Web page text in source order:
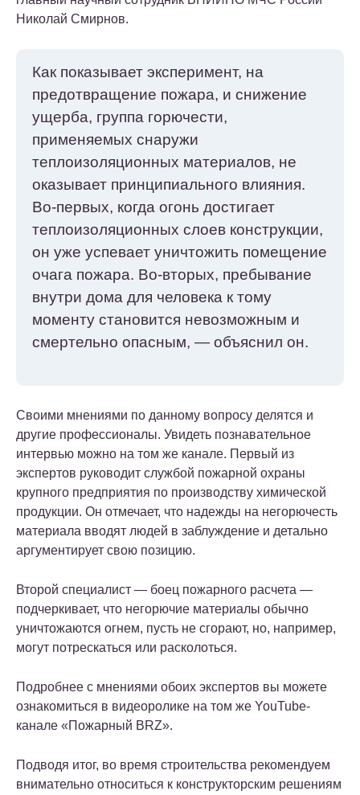
Николай Смирнов.
Как показывает эксперимент, на
предотвращение пожара, и снижение
ущерба, группа горючести,
применяемых снаружи
теплоизоляционных материалов, не
оказывает принципиального влияния.
Во-первых, когда огонь достигает
теплоизоляционных слоев конструкции,
он уже успевает уничтожить помещение
очага пожара. Во-вторых, пребывание
внутри дома для человека к тому
моменту становится невозможным и
смертельно опасным, — объяснил он.
Своими мнениями по данному вопросу делятся и
другие профессионалы. Увидеть познавательное
интервью можно на том же канале. Первый из
экспертов руководит службой пожарной охраны
крупного предприятия по производству химической
продукции. Он отмечает, что надежды на негорючесть
материала вводят людей в заблуждение и детально
аргументирует свою позицию.
Второй специалист — боец пожарного расчета —
подчеркивает, что негорючие материалы обычно
уничтожаются огнем, пусть не сгорают, но, например,
могут потрескаться или расколоться.
Подробнее с мнениями обоих экспертов вы можете
ознакомиться в видеоролике на том же YouTube-
канале «Пожарный BRZ».
Подводя итог, во время строительства рекомендуем
внимательно относиться к конструкторским решениям